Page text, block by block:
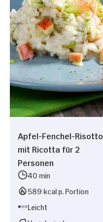
Apfel-Fenchel-Risotto
mit Ricotta für 2
Personen
40 min
589 kcal p. Portion
Leicht